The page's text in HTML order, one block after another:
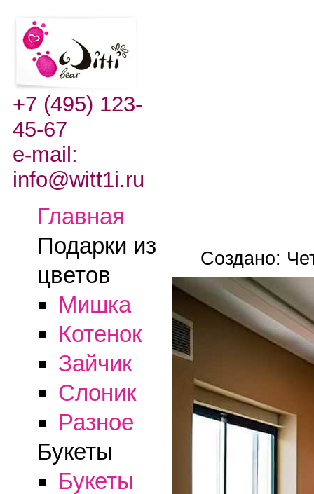
+7 (495) 123-
45-67
e-mail:
info@witt1i.ru
Главная
Подарки из
цветов
Мишка
Котенок
Зайчик
Слоник
Разное
Букеты
Букеты
Создано: